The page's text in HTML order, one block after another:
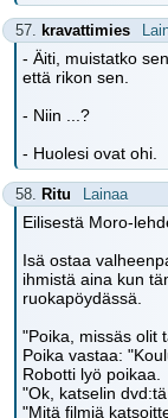
57. kravattimies
- Äiti, muistatko
että rikon sen.
- Niin ...?
- Huolesi ovat ohi.
58. Ritu Lainaa
Eilisestä Moro-
Isä ostaa
ihmistä aina kun
ruokapöydässä.
"Poika, missäs olit
Poika vastaa:
Robotti lyö poikaa.
"Ok, katselin
"Mitä filmiä